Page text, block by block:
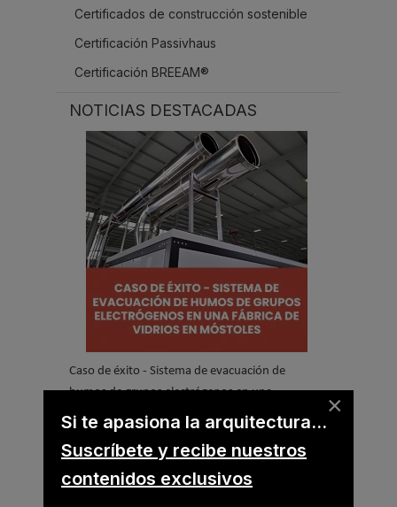
Certificados de construcción sostenible
Certificación Passivhaus
Certificación BREEAM®
NOTICIAS DESTACADAS
Caso de éxito - Sistema de evacuación de
humos de grupos electrógenos en una
fábrica de vidrios en Móstoles
Suscríbete a
nuestros boletines
×
Si te apasiona la arquitectura...
Suscríbete y recibe nuestros
contenidos exclusivos